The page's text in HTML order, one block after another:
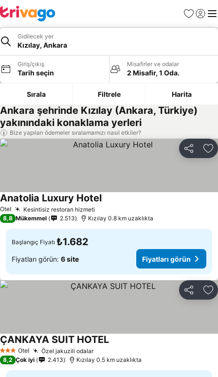
Favoriler
Giriş
Gidilecek yer
Kızılay, Ankara
Giriş/çıkış
Tarih seçin
Misafirler ve odalar
2 Misafir, 1 Oda.
Sırala Filtrele Harita
Ankara şehrinde Kızılay (Ankara, Türkiye)
yakınındaki konaklama yerleri
Bize yapılan ödemeler sıralamamızı nasıl etkiler?
Paylaş
Otel Kesintisiz restoran hizmeti
Anatolia Luxury Hotel
8,8 Mükemmel 2.513 Kızılay 0.8 km uzaklıkta
Başlangıç Fiyatı ₺1.682
Fiyatları görün: 6 site Fiyatları görün
Paylaş
3 YıldızOtel Özel jakuzili odalar
ÇANKAYA SUIT HOTEL
8,2 Çok iyi 2.413 Kızılay 0.5 km uzaklıkta